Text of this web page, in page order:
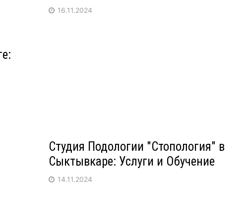
16.11.2024
Студия Подологии "Стопология" в
Сыктывкаре: Услуги и Обучение
14.11.2024